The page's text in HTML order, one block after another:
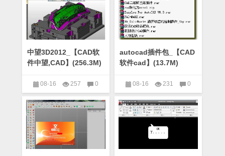
中望3D2012_【CAD软
件中望,CAD】(256.3M)
08-16 257
0
autocad插件包_【CAD
软件cad】(13.7M)
08-16 231
0